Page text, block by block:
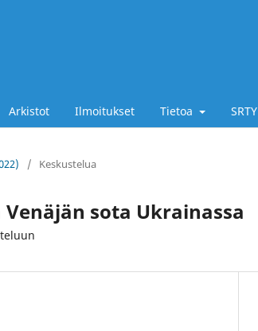
Arkistot Ilmoitukset Tietoa SRTY
/ Keskustelua
sota Ukrainassa